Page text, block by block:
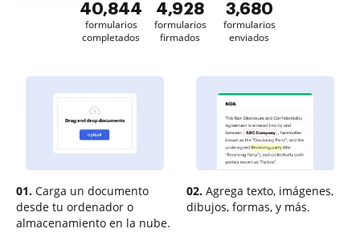
40,845
formularios
completados
4,928
formularios
firmados
3,680
formularios
enviados
01. Carga un documento
desde tu ordenador o
almacenamiento en la nube.
02. Agrega texto, imágenes,
dibujos, formas, y más.